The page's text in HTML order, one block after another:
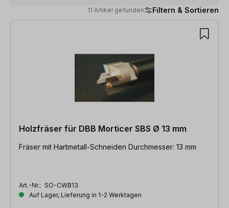
11 Artikel gefunden Filtern & Sortieren
11 Artikel gefunden
Holzfräser für DBB Morticer SBS Ø 13 mm
Fräser mit Hartmetall-Schneiden Durchmesser: 13 mm
Art.-Nr.: SO-CWB13
Auf Lager, Lieferung in 1-2 Werktagen